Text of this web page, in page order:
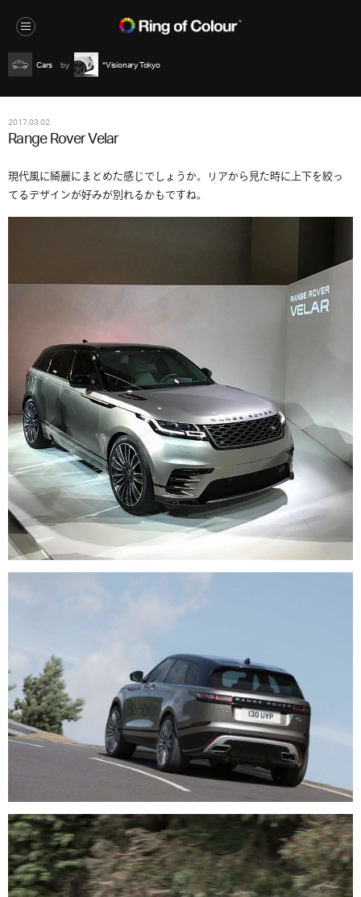
Cars *Visionary Tokyo
2017.03.02
Range Rover Velar
現代風に綺麗にまとめた感じでしょうか。リアから見た時に上下を絞っ
てるデザインが好みが別れるかもですね。